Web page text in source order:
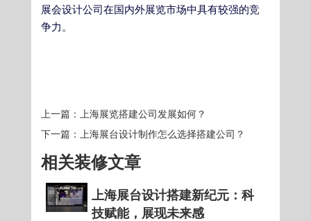
展会设计公司在国内外展览市场中具有较强的竞
争力。
上一篇：
上海展览搭建公司发展如何？
下一篇：
上海展台设计制作怎么选择搭建公司？
相关装修文章
上海展台设计搭建新纪元：科
技赋能，展现未来感